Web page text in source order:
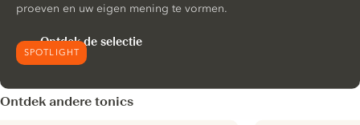
SPOTLIGHT
proeven en uw eigen mening te vormen.
Ontdek de selectie
Ontdek andere tonics